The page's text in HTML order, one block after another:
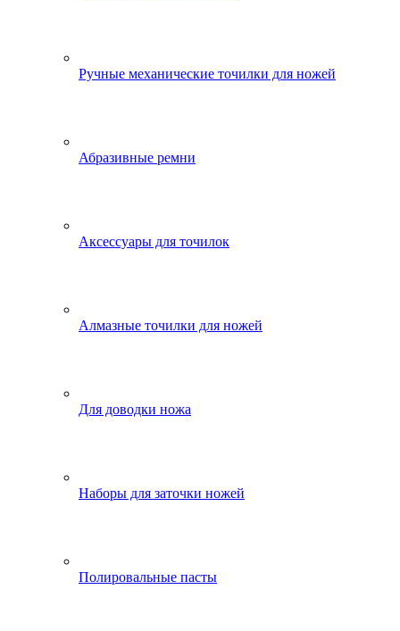
Ручные механические точилки для ножей
Абразивные ремни
Аксессуары для точилок
Алмазные точилки для ножей
Для доводки ножа
Наборы для заточки ножей
Полировальные пасты